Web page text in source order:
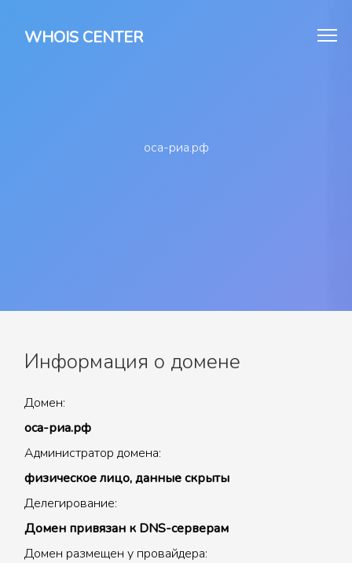
WHOIS CENTER
оса-риа.рф
Информация о домене
Домен:
оса-риа.рф
Администратор домена:
физическое лицо, данные скрыты
Делегирование:
Домен привязан к DNS-серверам
Домен размещен у провайдера: